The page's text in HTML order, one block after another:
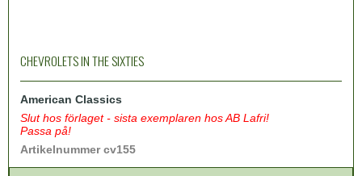
CHEVROLETS IN THE SIXTIES
American Classics
Slut hos förlaget - sista exemplaren hos AB Lafri!
Passa på!
Artikelnummer cv155